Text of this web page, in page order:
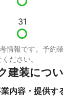
31
情報です。予約
ださい。
建装につ
内容・提供す